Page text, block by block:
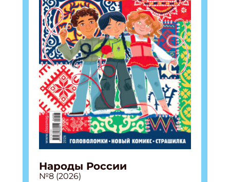
Народы России
№8 (2026)